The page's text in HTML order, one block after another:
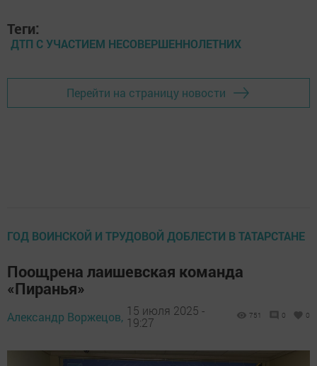
Теги:
ДТП С УЧАСТИЕМ НЕСОВЕРШЕННОЛЕТНИХ
Перейти на страницу новости
ГОД ВОИНСКОЙ И ТРУДОВОЙ ДОБЛЕСТИ В ТАТАРСТАНЕ
Поощрена лаишевская команда
«Пиранья»
Александр Воржецов, 15 июля 2025 -
19:27
751 0 0